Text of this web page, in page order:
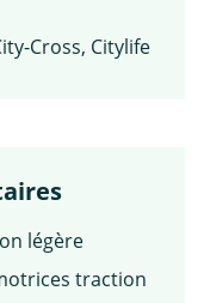
Cross, Citylife
légère
traction